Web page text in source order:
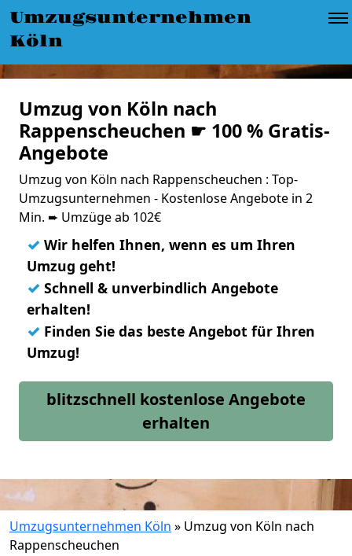
Umzugsunternehmen
Köln
Umzug von Köln nach
Rappenscheuchen ☛ 100 % Gratis-
Angebote
Umzug von Köln nach Rappenscheuchen : Top-
Umzugsunternehmen - Kostenlose Angebote in 2
Min. ➨ Umzüge ab 102€
✓ Wir helfen Ihnen, wenn es um Ihren
Umzug geht!
✓ Schnell & unverbindlich Angebote
erhalten!
✓ Finden Sie das beste Angebot für Ihren
Umzug!
blitzschnell kostenlose Angebote
erhalten
Umzugsunternehmen Köln » Umzug von Köln nach
Rappenscheuchen